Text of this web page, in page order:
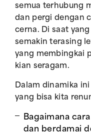
semua terhubung
dan pergi dengan
cerna. Di saat
semakin terasing
yang membingkai
kian seragam.
Dalam dinamika
yang bisa kita
Bagaimana
dan berdamai